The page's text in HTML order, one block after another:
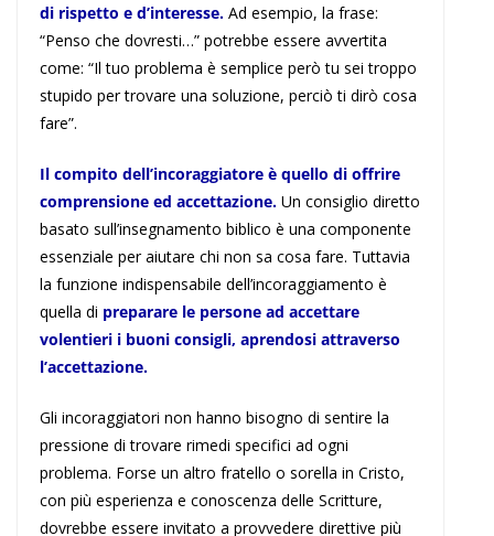
di rispetto e d’interesse. Ad esempio, la frase:
“Penso che dovresti…” potrebbe essere avvertita
come: “Il tuo problema è semplice però tu sei troppo
stupido per trovare una soluzione, perciò ti dirò cosa
fare”.
Il compito dell’incoraggiatore è quello di offrire
comprensione ed accettazione. Un consiglio diretto
basato sull’insegnamento biblico è una componente
essenziale per aiutare chi non sa cosa fare. Tuttavia
la funzione indispensabile dell’incoraggiamento è
quella di preparare le persone ad accettare
volentieri i buoni consigli, aprendosi attraverso
l’accettazione.
Gli incoraggiatori non hanno bisogno di sentire la
pressione di trovare rimedi specifici ad ogni
problema. Forse un altro fratello o sorella in Cristo,
con più esperienza e conoscenza delle Scritture,
dovrebbe essere invitato a provvedere direttive più